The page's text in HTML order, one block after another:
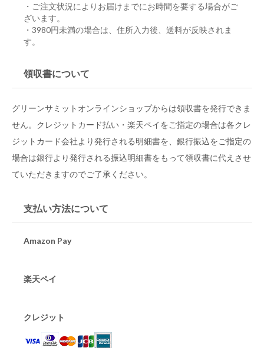
・ご注文状況によりお届けまでにお時間を要する場合がご
ざいます。
・3980円未満の場合は、住所入力後、送料が反映されま
す。
領収書について
グリーンサミットオンラインショップからは領収書を発行できま
せん。クレジットカード払い・楽天ペイをご指定の場合は各クレ
ジットカード会社より発行される明細書を、銀行振込をご指定の
場合は銀行より発行される振込明細書をもって領収書に代えさせ
ていただきますのでご了承ください。
支払い方法について
Amazon Pay
楽天ペイ
クレジット